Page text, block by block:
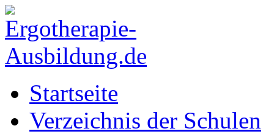
Startseite
Verzeichnis der Schulen